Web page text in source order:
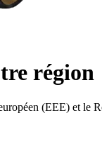
région
(EEE) et le